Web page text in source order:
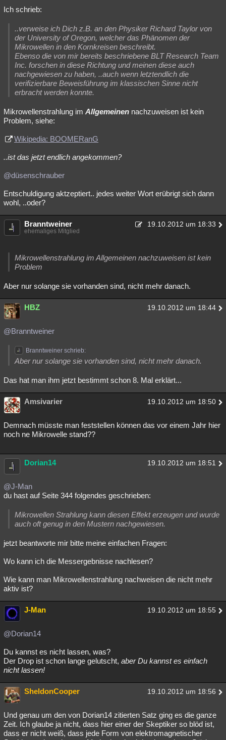
Ich schrieb:
..verweise ich Dich z.B. an den Physiker Richard Taylor von
der University of Oregon, welcher das Phänomen der
Mikrowellen in den Kornkreisen beschreibt.
Ebenso die von mir bereits beschriebene BLT Research Team
Inc. forschen in diese Richtung und meinen diese auch
nachgewiesen zu haben, ..auch wenn letztendlich die
verifizierbare Beweisführung im klassischen Sinne nicht
erbracht werden konnte.
Mikrowellenstrahlung im Allgemeinen nachzuweisen ist kein
Problem, siehe:
Wikipedia: BOOMERanG
..ist das jetzt endlich angekommen?
@düsenschrauber
Entschuldigung aktzeptiert.. jedes weiter Wort erübrigt sich dann
wohl, ..oder?
Branntweiner 19.10.2012 um 18:33
ehemaliges Mitglied
Mikrowellenstrahlung im Allgemeinen nachzuweisen ist kein
Problem
Aber nur solange sie vorhanden sind, nicht mehr danach.
HBZ 19.10.2012 um 18:44
@Branntweiner
Branntweiner schrieb:
Aber nur solange sie vorhanden sind, nicht mehr danach.
Das hat man ihm jetzt bestimmt schon 8. Mal erklärt...
Amsivarier 19.10.2012 um 18:50
Demnach müsste man feststellen können das vor einem Jahr hier
noch ne Mikrowelle stand??
Dorian14 19.10.2012 um 18:51
@J-Man
du hast auf Seite 344 folgendes geschrieben:
Mikrowellen Strahlung kann diesen Effekt erzeugen und wurde
auch oft genug in den Mustern nachgewiesen.
jetzt beantworte mir bitte meine einfachen Fragen:
Wo kann ich die Messergebnisse nachlesen?
Wie kann man Mikrowellenstrahlung nachweisen die nicht mehr
aktiv ist?
J-Man 19.10.2012 um 18:55
@Dorian14
Du kannst es nicht lassen, was?
Der Drop ist schon lange gelutscht, aber Du kannst es einfach
nicht lassen!
SheldonCooper 19.10.2012 um 18:56
Und genau um den von Dorian14 zitierten Satz ging es die ganze
Zeit. Ich glaube ja nicht, dass hier einer der Skeptiker so blöd ist,
dass er nicht weiß, dass jede Form von elektromagnetischer